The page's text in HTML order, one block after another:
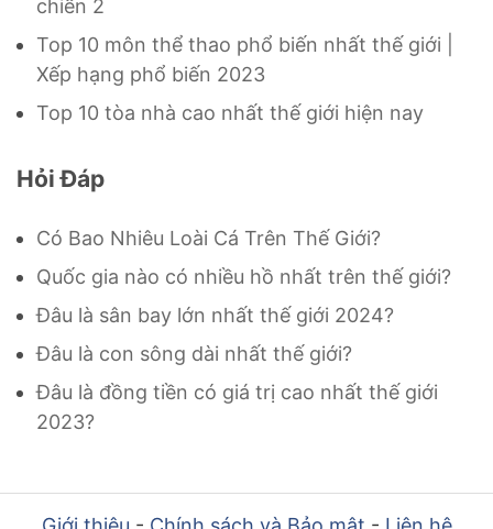
chiến 2
Top 10 môn thể thao phổ biến nhất thế giới |
Xếp hạng phổ biến 2023
Top 10 tòa nhà cao nhất thế giới hiện nay
Hỏi Đáp
Có Bao Nhiêu Loài Cá Trên Thế Giới?
Quốc gia nào có nhiều hồ nhất trên thế giới?
Đâu là sân bay lớn nhất thế giới 2024?
Đâu là con sông dài nhất thế giới?
Đâu là đồng tiền có giá trị cao nhất thế giới
2023?